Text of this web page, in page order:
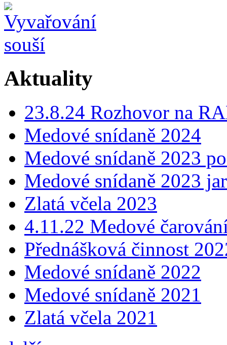
Aktuality
23.8.24 Rozhovor na
Medové snídaně 2024
Medové snídaně 2023
Medové snídaně 2023
Zlatá včela 2023
4.11.22 Medové
Přednášková činnost
Medové snídaně 2022
Medové snídaně 2021
Zlatá včela 2021